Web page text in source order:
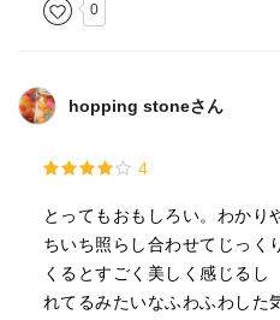
0
hopping stoneさん
4
とってもおもしろい。わかり
ちいち照らし合わせてじっく
くるとすごく美しく感じる
れてるみたいなふわふわした